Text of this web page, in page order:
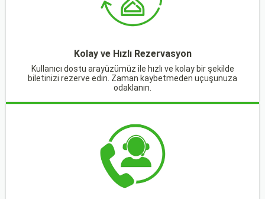
Kolay ve Hızlı Rezervasyon
Kullanıcı dostu arayüzümüz ile hızlı ve kolay bir şekilde
biletinizi rezerve edin. Zaman kaybetmeden uçuşunuza
odaklanın.